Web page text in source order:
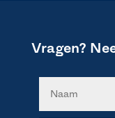
Vragen?